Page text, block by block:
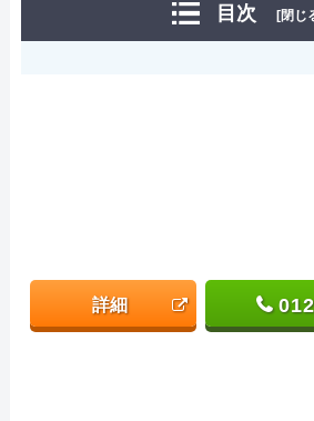
目次 [閉じ
詳細